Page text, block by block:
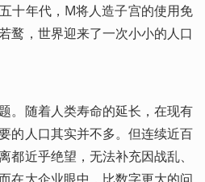
十年代，M将人造子宫的使用免
鹜，世界迎来了一次小小的人口
。随着人类寿命的延长，在现有
的人口其实并不多。但连续近百
都近乎绝望，无法补充因战乱、